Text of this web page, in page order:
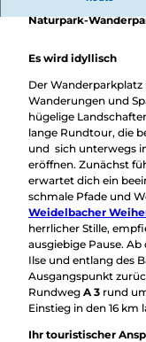
Südlich der
Naturpark-
Es wird idyllisch
Der
Wanderungen und
hügelige
lange Rundtour, die
und sich unterwegs
eröffnen. Zunächst
erwartet dich ein
schmale Pfade und
Weidelbacher
herrlicher Stille,
ausgiebige Pause.
Ilse und entlang des
Ausgangspunkt
Rundweg A 3 rund
Einstieg in den 16 km
Ihr touristischer